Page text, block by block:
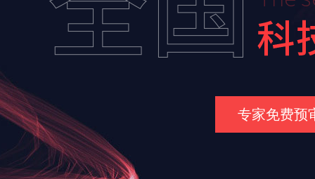
专家免费预